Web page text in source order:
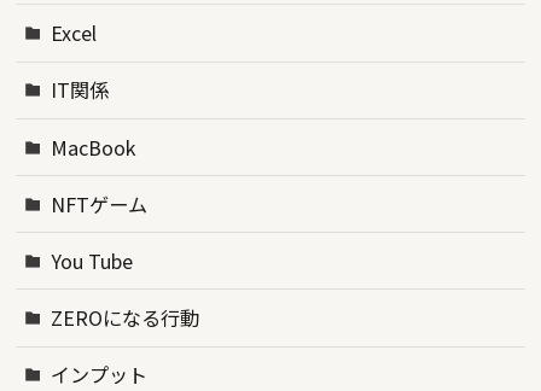
Excel
IT関係
MacBook
NFTゲーム
You Tube
ZEROになる行動
インプット